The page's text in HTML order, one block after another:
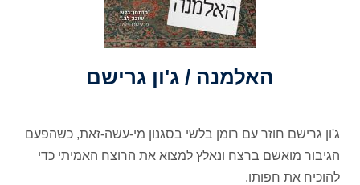
האלמנה / ג'ון גרישם
ג'ון גרישם חוזר עם רומן בלשי בסגנון מי-עשה-זאת, כשהפעם
הגיבור מואשם ברצח ונאלץ למצוא את הרוצח האמיתי כדי
להוכיח את חפותו.